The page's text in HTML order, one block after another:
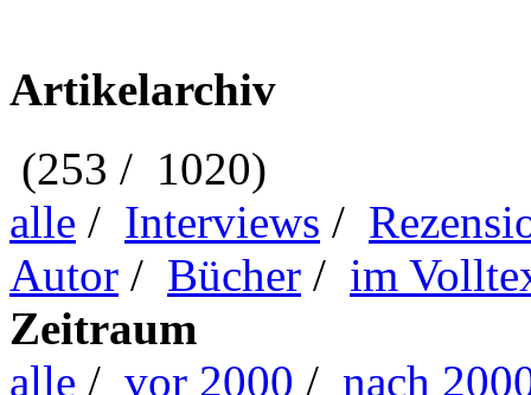
Artikelarchiv
(253 / 1020)
alle / Interviews /
Autor / Bücher / im
Zeitraum
alle / vor 2000 / nach